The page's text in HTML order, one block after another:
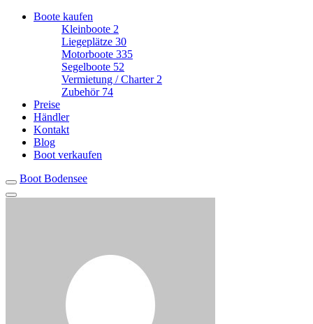
Boote kaufen
Kleinboote 2
Liegeplätze 30
Motorboote 335
Segelboote 52
Vermietung / Charter 2
Zubehör 74
Preise
Händler
Kontakt
Blog
Boot verkaufen
Boot Bodensee